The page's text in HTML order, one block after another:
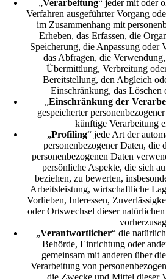
„Verarbeitung“ jeder mit oder
Verfahren ausgeführter Vorgang
im Zusammenhang mit
Erheben, das Erfassen, die
Speicherung, die Anpassung oder
das Abfragen, die
Übermittlung, Verbreitung
Bereitstellung, den Abgleich
Einschränkung, das Löschen
„Einschränkung der
gespeicherter
künftige Verarbeitung
„Profiling“ jede Art der
personenbezogener Daten, die
personenbezogenen Daten
persönliche Aspekte, die sich
beziehen, zu bewerten,
Arbeitsleistung, wirtschaftliche
Vorlieben, Interessen,
oder Ortswechsel dieser
„Verantwortlicher“ die
Behörde, Einrichtung oder
gemeinsam mit anderen über
Verarbeitung von